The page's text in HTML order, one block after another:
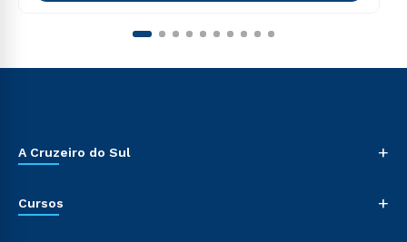
A Cruzeiro do Sul +
Cursos +